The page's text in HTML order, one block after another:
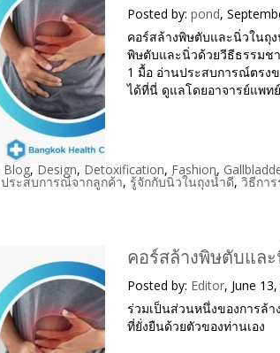
Posted by: pond,
คอร์สล้างพิษตับและนิ่วในถุ
พิษตับและนิ่วด้วยวีธีธรรมช
1 มื้อ อ่านประสบการณ์ตรง
ได้ที่นี่ ดูแลโดยอาจารย์แพท
Blog, Design, Detoxification, Fashion,
ประสบการณ์จากลูกค้า, รู้จักกับนิ่วในถุงน้ำดี, วิธีกา
คอร์สล้างพิษตับแล
Posted by: Editor, June
ร่วมเป็นส่วนหนึ่งของการล้
ที่ยั่งยืนด้วยตัวของท่านเอง